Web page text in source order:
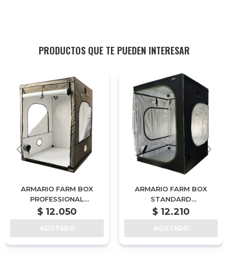
PRODUCTOS QUE TE PUEDEN INTERESAR
ARMARIO FARM BOX
PROFESSIONAL
120X120X200CM
$ 12.050
AGOTADO
ARMARIO FARM BOX
STANDARD
150X150X200CM
$ 12.210
AGOTADO